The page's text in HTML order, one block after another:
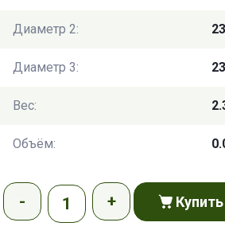
Диаметр 2:
Диаметр 3:
Вес:
Объём:
Купить